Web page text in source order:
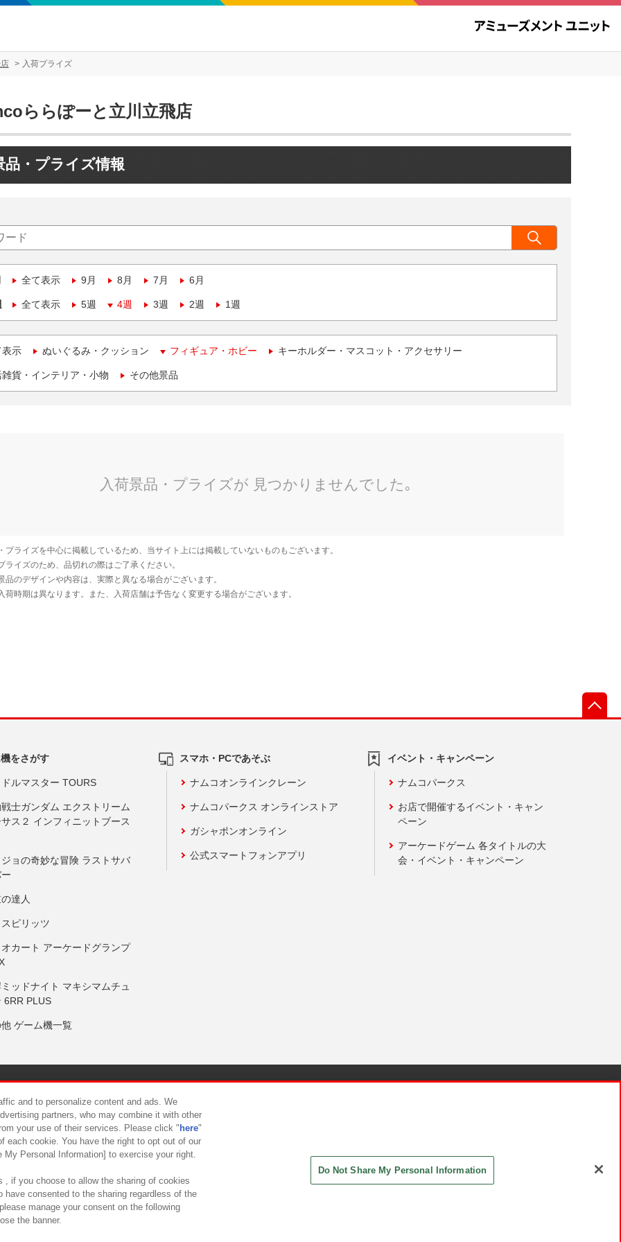
入荷プライズ
ららぽーと立川立飛店
品・プライズ情報
全て表示 9月 8月 7月 6月
全て表示 5週 4週 3週 2週 1週
表示 ぬいぐるみ・クッション フィギュア・ホビー キーホルダー・マスコット・アクセサリー
貨・インテリア・小物 その他景品
をさがす
ルマスター TOURS
士ガンダム エクストリーム
ス２ インフィニットブース
ョの奇妙な冒険 ラストサバ
達人
ピリッツ
カート アーケードグランプ
ッドナイト マキシマムチュ
6RR PLUS
ゲーム機一覧
スマホ・PCであそぶ
ナムコオンラインクレーン
ナムコパークス オンラインストア
ガシャポンオンライン
公式スマートフォンアプリ
イベント・キャンペーン
ナムコパークス
お店で開催するイベント・キャン
ペーン
アーケードゲーム 各タイトルの大
会・イベント・キャンペーン
について カスタマーハラスメント対応方針
and to personalize content and ads. We
partners, who may combine it with other
your use of their services. Please click " here"
each cookie. You have the right to opt out of our
Personal Information] to exercise your right.
, if you choose to allow the sharing of cookies
have consented to the sharing regardless of the
manage your consent on the following
the banner.
Do Not Share My Personal Information